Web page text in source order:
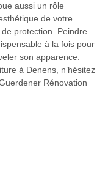
aussi un rôle
de votre
protection. Peindre
à la fois pour
son apparence.
à Denens, n’hésitez
Rénovation